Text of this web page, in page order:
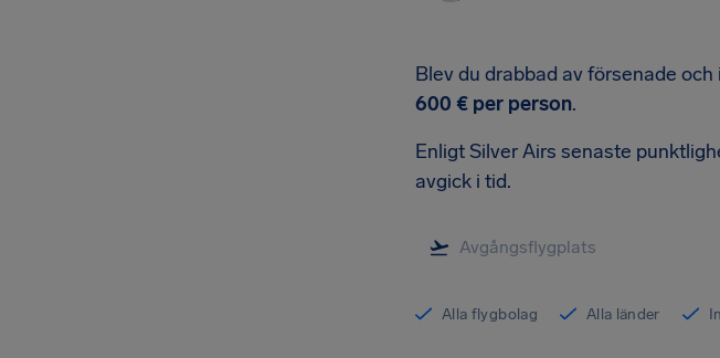
Blev du drabbad av försenade
600 € per person.
Enligt Silver Airs senaste
avgick i tid.
Alla flygbolag Alla länder